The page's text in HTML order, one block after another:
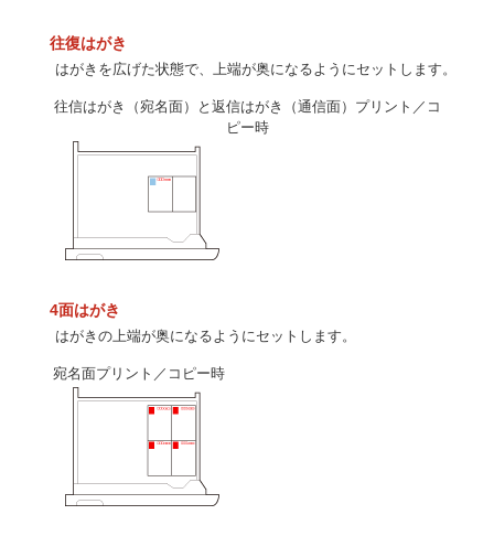
往復はがき
はがきを広げた状態で、上端が奥になるようにセットします。
往信はがき（宛名面）と返信はがき（通信面）プリント／コ
ピー時
4面はがき
はがきの上端が奥になるようにセットします。
宛名面プリント／コピー時